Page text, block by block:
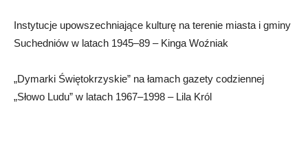
Instytucje upowszechniające kulturę na terenie miasta i gminy
Suchedniów w latach 1945–89 – Kinga Woźniak
„Dymarki Świętokrzyskie” na łamach gazety codziennej
„Słowo Ludu” w latach 1967–1998 – Lila Król